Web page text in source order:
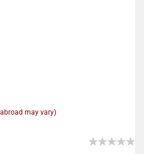
may vary)